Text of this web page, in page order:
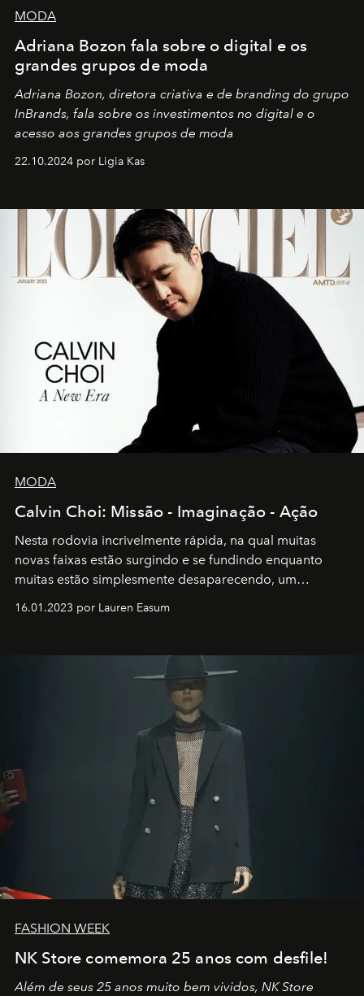
MODA
Adriana Bozon fala sobre o digital e os
grandes grupos de moda
Adriana Bozon, diretora criativa e de branding do grupo
InBrands, fala sobre os investimentos no digital e o
acesso aos grandes grupos de moda
22.10.2024 por Ligia Kas
MODA
Calvin Choi: Missão - Imaginação - Ação
Nesta rodovia incrivelmente rápida, na qual muitas
novas faixas estão surgindo e se fundindo enquanto
muitas estão simplesmente desaparecendo, um
transportador AMTD abrindo caminho para muitos
por propósitos, com um claro senso de missão na vida e
16.01.2023 por Lauren Easum
FASHION WEEK
NK Store comemora 25 anos com desfile!
Além de seus 25 anos muito bem vividos, NK Store